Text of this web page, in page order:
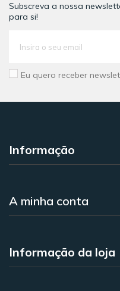
Subscreva a nossa
para si!
Eu quero receber
Informação
A minha conta
Informação da loja